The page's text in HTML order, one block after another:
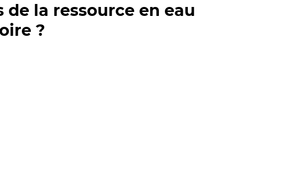
la ressource en eau
?